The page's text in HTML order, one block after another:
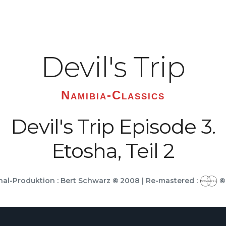
Devil's Trip
Namibia-Classics
Devil's Trip Episode 3.
Etosha, Teil 2
Produktion : Bert Schwarz ©2008 | Re-mastered : ©